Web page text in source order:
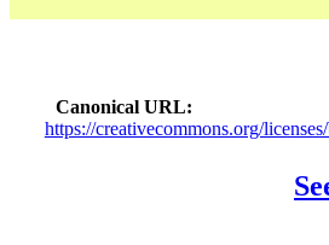
Canonical URL
https://creativecommons.org/